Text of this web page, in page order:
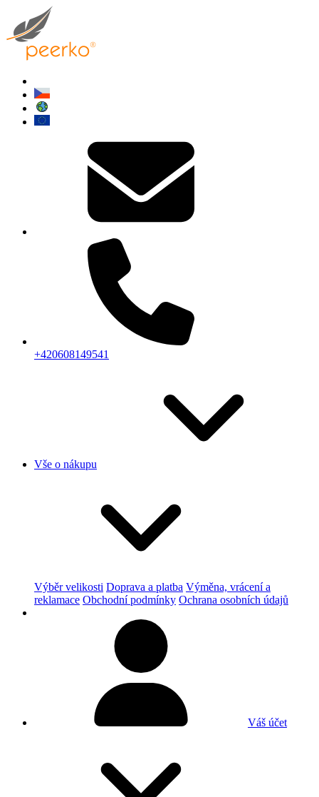
+420608149541
Vše o nákupu
Výběr velikosti Doprava a platba Výměna, vrácení a
reklamace Obchodní podmínky Ochrana osobních údajů
Váš účet